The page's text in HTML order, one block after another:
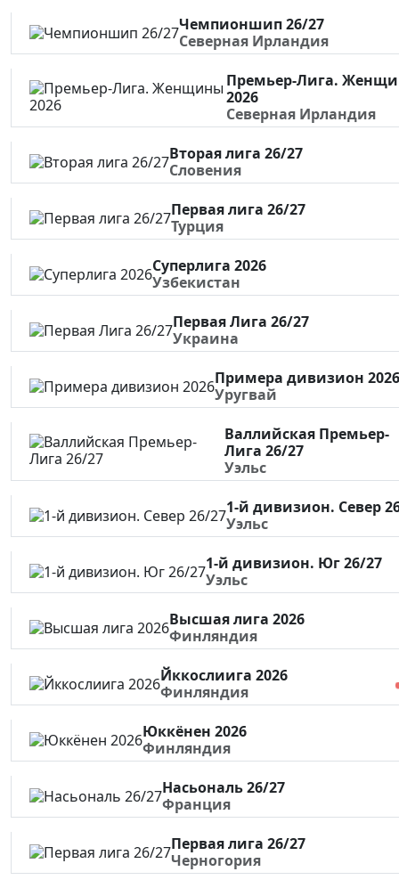
Чемпионшип 26/27
Северная Ирландия
Премьер-Лига.
2026
Северная Ирландия
Вторая лига 26/27
Словения
Первая лига 26/27
Турция
Суперлига 2026
Узбекистан
Первая Лига 26/27
Украина
Примера дивизион 2026
Уругвай
Валлийская Премьер-
Лига 26/27
Уэльс
1-й дивизион. Север
Уэльс
1-й дивизион. Юг 26/27
Уэльс
Высшая лига 2026
Финляндия
Йккослиига 2026
Финляндия
Юккёнен 2026
Финляндия
Насьональ 26/27
Франция
Первая лига 26/27
Черногория